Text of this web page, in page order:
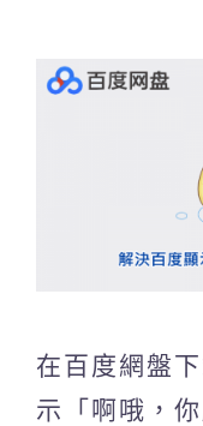
在百度網盤
示「啊哦，